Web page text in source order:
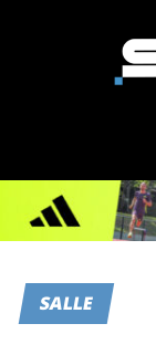
SALLE